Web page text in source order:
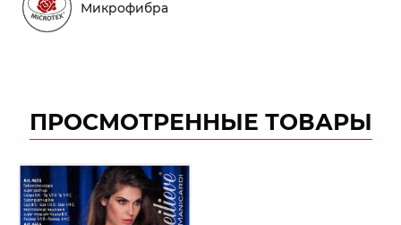
Микрофибра
ПРОСМОТРЕННЫЕ ТОВАРЫ